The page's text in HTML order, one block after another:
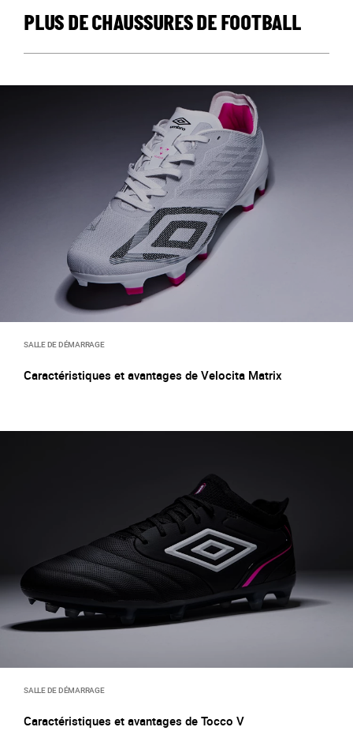
PLUS DE CHAUSSURES DE FOOTBALL
SALLE DE DÉMARRAGE
Caractéristiques et avantages de Velocita Matrix
SALLE DE DÉMARRAGE
Caractéristiques et avantages de Tocco V